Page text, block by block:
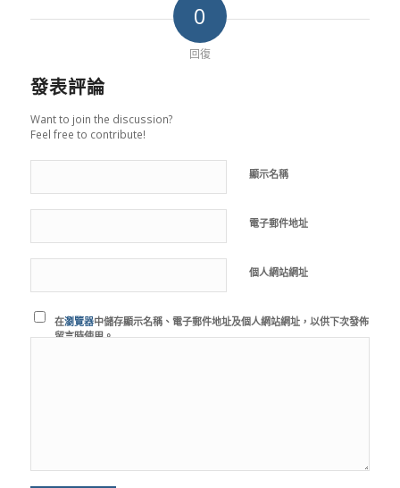
0
回復
發表評論
Want to join the discussion?
Feel free to contribute!
顯示名稱
電子郵件地址
個人網站網址
在瀏覽器中儲存顯示名稱、電子郵件地址及個人網站網址，以供下次發佈
留言時使用。